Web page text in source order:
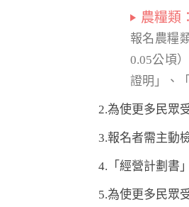
農糧類：
報名農糧
0.05公頃
證明」、
2.為使更多民眾
3.報名者需主動
4.「經營計劃書
5.為使更多民眾